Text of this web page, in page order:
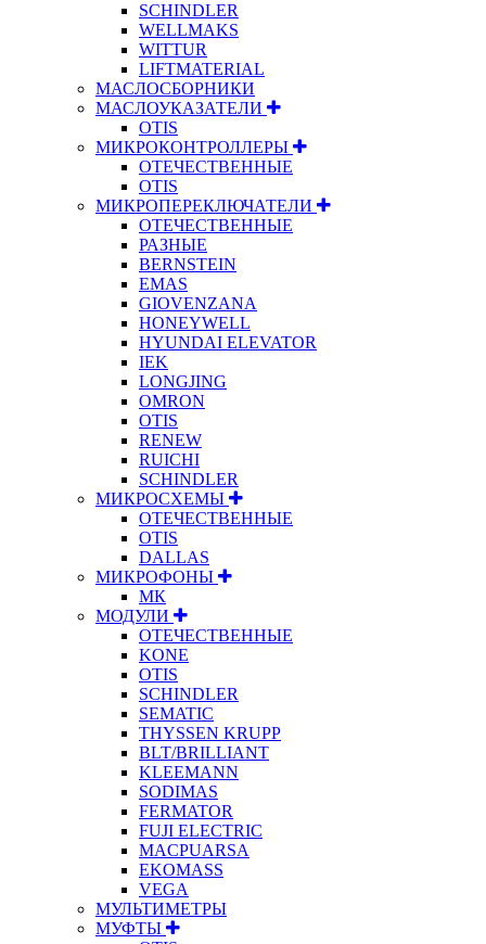
SCHINDLER
WELLMAKS
WITTUR
LIFTMATERIAL
МАСЛОСБОРНИКИ
МАСЛОУКАЗАТЕЛИ
OTIS
МИКРОКОНТРОЛЛЕРЫ
ОТЕЧЕСТВЕННЫЕ
OTIS
МИКРОПЕРЕКЛЮЧАТЕЛИ
ОТЕЧЕСТВЕННЫЕ
РАЗНЫЕ
BERNSTEIN
EMAS
GIOVENZANA
HONEYWELL
HYUNDAI ELEVATOR
IEK
LONGJING
OMRON
OTIS
RENEW
RUICHI
SCHINDLER
МИКРОСХЕМЫ
ОТЕЧЕСТВЕННЫЕ
OTIS
DALLAS
МИКРОФОНЫ
МК
МОДУЛИ
ОТЕЧЕСТВЕННЫЕ
KONE
OTIS
SCHINDLER
SEMATIC
THYSSEN KRUPP
BLT/BRILLIANT
KLEEMANN
SODIMAS
FERMATOR
FUJI ELECTRIC
MACPUARSA
EKOMASS
VEGA
МУЛЬТИМЕТРЫ
МУФТЫ